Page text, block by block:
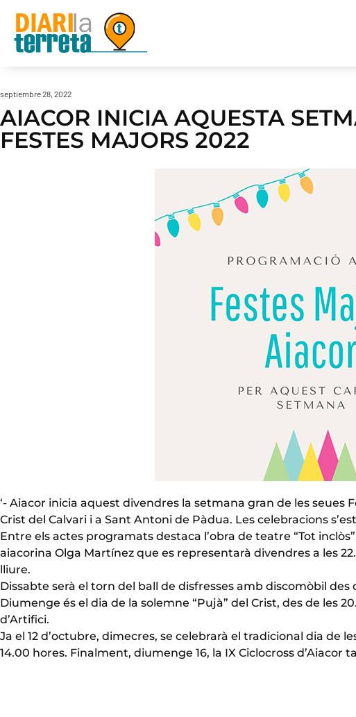
septiembre 28, 2022
AIACOR INICIA AQUESTA
FESTES MAJORS 2022
‘- Aiacor inicia aquest divendres la setmana gran de les seues
Crist del Calvari i a Sant Antoni de Pàdua. Les celebracions
Entre els actes programats destaca l’obra de teatre “Tot
aiacorina Olga Martínez que es representarà divendres a les
lliure.
Dissabte serà el torn del ball de disfresses amb discomòbil des
Diumenge és el dia de la solemne “Pujà” del Crist, des de les
d’Artifici.
Ja el 12 d’octubre, dimecres, se celebrarà el tradicional dia de
14.00 hores. Finalment, diumenge 16, la IX Ciclocross d’Aiacor